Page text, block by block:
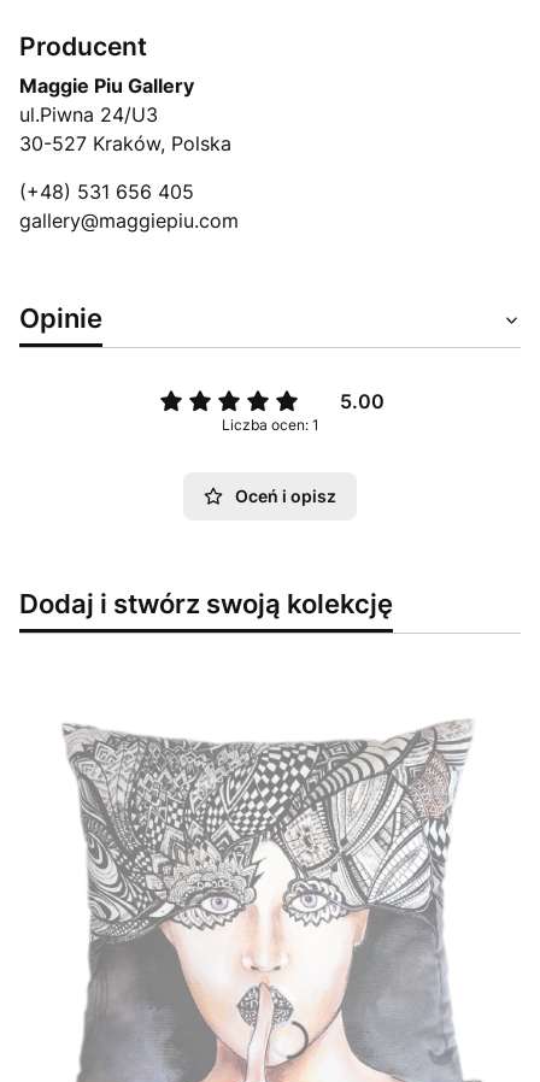
Producent
Maggie Piu Gallery
ul.Piwna 24/U3
30-527 Kraków, Polska
(+48) 531 656 405
gallery@maggiepiu.com
Opinie
5.00
Liczba ocen: 1
Oceń i opisz
Dodaj i stwórz swoją kolekcję